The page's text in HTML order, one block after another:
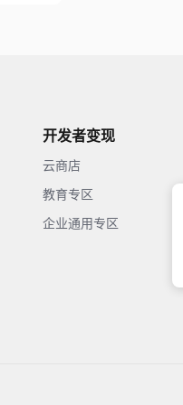
开发者变现
云商店
教育专区
企业通用专区